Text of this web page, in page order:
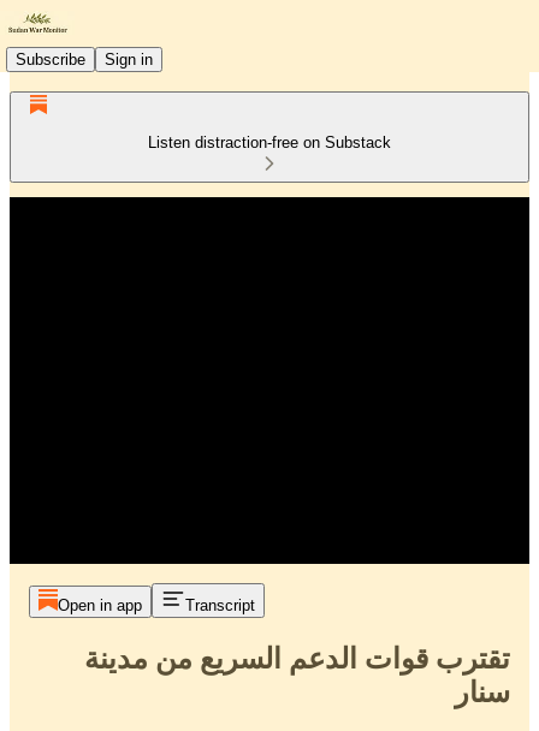
Subscribe Sign in
Listen distraction-free on Substack
Open in app Transcript
تقترب قوات الدعم السريع من مدينة
سنار